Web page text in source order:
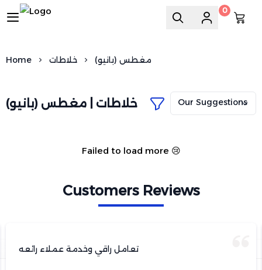
0
Home خلاطات مغطس (بانيو)
خلاطات | مغطس (بانيو)
Failed to load more 😢
Customers Reviews
تعامل راقي وخدمة عملاء رائعه